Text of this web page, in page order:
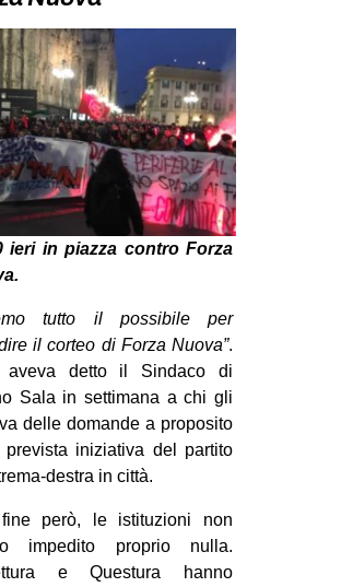
GAZA FREESTYLE
CSOA LAMBRETTA
MSM
STUDENTI TSUNAMI
ZAM
MILANO
MOBILITAZIONI
SPORT POPOLARE
MOVIMENTI
AMBIENTE
ANTIFASCISMO
GENERI
MIGRAZIONI
ieri in piazza contro Forza
tutto il possibile per
il corteo di Forza Nuova”.
aveva detto il Sindaco di
Sala in settimana a chi gli
delle domande a proposito
prevista iniziativa del partito
destra in città.
però, le istituzioni non
impedito proprio nulla.
e Questura hanno